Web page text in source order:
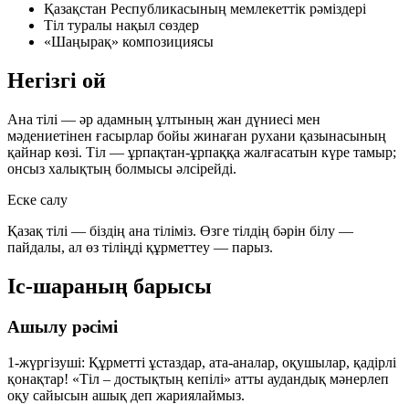
Қазақстан Республикасының мемлекеттік рәміздері
Тіл туралы нақыл сөздер
«Шаңырақ» композициясы
Негізгі ой
Ана тілі — әр адамның ұлтының жан дүниесі мен
мәдениетінен ғасырлар бойы жинаған рухани қазынасының
қайнар көзі. Тіл — ұрпақтан-ұрпаққа жалғасатын күре тамыр;
онсыз халықтың болмысы әлсірейді.
Еске салу
Қазақ тілі — біздің ана тіліміз. Өзге тілдің бәрін білу —
пайдалы, ал өз тіліңді құрметтеу — парыз.
Іс-шараның барысы
Ашылу рәсімі
1-жүргізуші: Құрметті ұстаздар, ата-аналар, оқушылар, қадірлі
қонақтар! «Тіл – достықтың кепілі» атты аудандық мәнерлеп
оқу сайысын ашық деп жариялаймыз.